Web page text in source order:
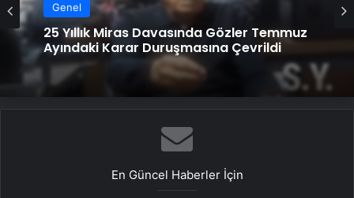
Genel
25 Yıllık Miras Davasında Gözler Temmuz
Ayındaki Karar Duruşmasına Çevrildi
En Güncel Haberler İçin